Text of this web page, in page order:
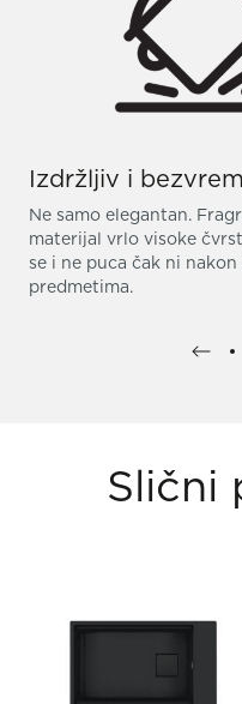
Izdržljiv i
Ne samo elegantan.
materijal vrlo visoke
se i ne puca čak ni
predmetima.
Slični